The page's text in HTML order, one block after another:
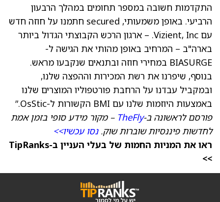
התקדמות חשובה במספר תחומים במהלך הרבעון
הרביעי. באופן משמעותי, secured חתמנו על חוזה חדש
עם Vizient, Inc. – ארגון הרכש הקבוצתי הגדול ביותר
בארה"ב – המרחיב באופן מהותי את הגישה ל-
BIASURGE במחירי חוזה ובתנאים שנקבעו מראש.
בנוסף, שיפרנו את רשת המכירות וההפצה שלנו,
ובמקביל עבדנו על הרחבת פורטפוליו המוצרים שלנו
באמצעות היוזמות שלנו עם BMI הקשורות ל-OsStic.”
פורסם לראשונה ב-TheFly – מקור מידע סופי בזמן אמת
לחדשות פיננסיות שוברות שוק.נסו עכשיו>>
ראו את המניות החמות של בעלי העניין ב-TipRanks
>>